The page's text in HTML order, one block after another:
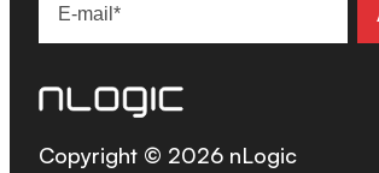
Copyright © 2026 nLogic